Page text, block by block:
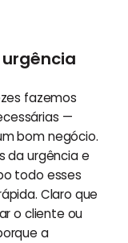
fazemos
—
bom negócio.
da urgência e
todo esses
Claro que
o cliente ou
a